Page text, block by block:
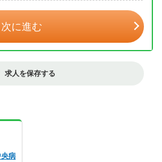
次に進む
求人を保存する
病